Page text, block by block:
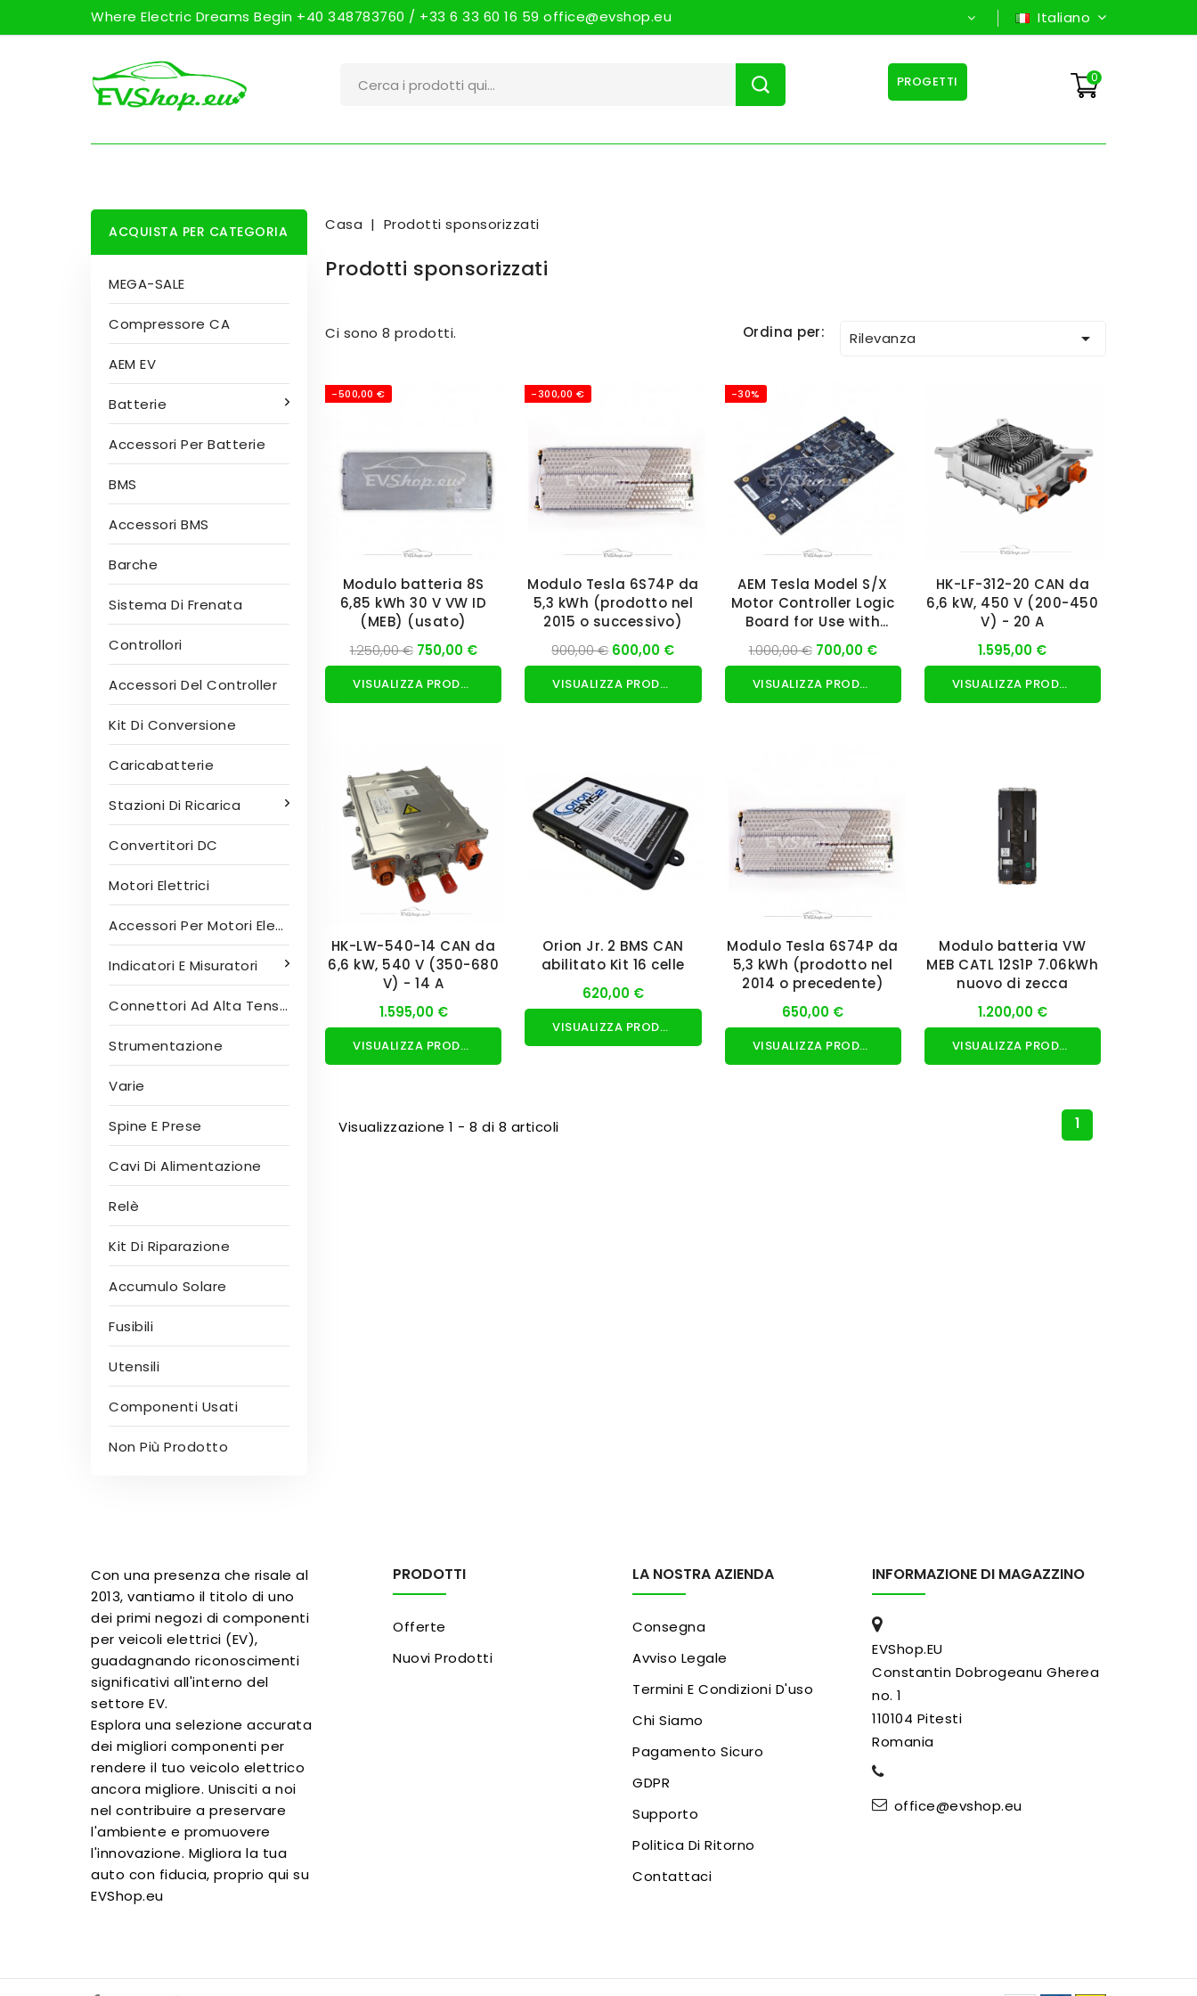
Where Electric Dreams Begin +40 348783760 / +33 6 33 60 16 59 office@evshop.eu Italiano
0
PROGETTI
ACQUISTA PER CATEGORIA
MEGA-SALE
Compressore CA
AEM EV
Batterie
Accessori Per Batterie
BMS
Accessori BMS
Barche
Sistema Di Frenata
Controllori
Accessori Del Controller
Kit Di Conversione
Caricabatterie
Stazioni Di Ricarica
Convertitori DC
Motori Elettrici
Accessori Per Motori Elettrici
Indicatori E Misuratori
Connettori Ad Alta Tensione
Strumentazione
Varie
Spine E Prese
Cavi Di Alimentazione
Relè
Kit Di Riparazione
Accumulo Solare
Fusibili
Utensili
Componenti Usati
Non Più Prodotto
Casa Prodotti sponsorizzati
Prodotti sponsorizzati
Ci sono 8 prodotti. Ordina per: Rilevanza 
-500,00 €
Modulo batteria 8S
6,85 kWh 30 V VW ID
(MEB) (usato)
1.250,00 € 750,00 €
VISUALIZZA PRODOTTO
-300,00 €
Modulo Tesla 6S74P da
5,3 kWh (prodotto nel
2015 o successivo)
900,00 € 600,00 €
VISUALIZZA PRODOTTO
-30%
AEM Tesla Model S/X
Motor Controller Logic
Board for Use with
VCU200
1.000,00 € 700,00 €
VISUALIZZA PRODOTTO
HK-LF-312-20 CAN da
6,6 kW, 450 V (200-450
V) - 20 A
1.595,00 €
VISUALIZZA PRODOTTO
HK-LW-540-14 CAN da
6,6 kW, 540 V (350-680
V) - 14 A
1.595,00 €
VISUALIZZA PRODOTTO
Orion Jr. 2 BMS CAN
abilitato Kit 16 celle
620,00 €
VISUALIZZA PRODOTTO
Modulo Tesla 6S74P da
5,3 kWh (prodotto nel
2014 o precedente)
650,00 €
VISUALIZZA PRODOTTO
Modulo batteria VW
MEB CATL 12S1P 7.06kWh
nuovo di zecca
1.200,00 €
VISUALIZZA PRODOTTO
Visualizzazione 1 - 8 di 8 articoli 1
Con una presenza che risale al
2013, vantiamo il titolo di uno
dei primi negozi di componenti
per veicoli elettrici (EV),
guadagnando riconoscimenti
significativi all'interno del
settore EV.
Esplora una selezione accurata
dei migliori componenti per
rendere il tuo veicolo elettrico
ancora migliore. Unisciti a noi
nel contribuire a preservare
l'ambiente e promuovere
l'innovazione. Migliora la tua
auto con fiducia, proprio qui su
EVShop.eu
PRODOTTI
Offerte
Nuovi Prodotti
LA NOSTRA AZIENDA
Consegna
Avviso Legale
Termini E Condizioni D'uso
Chi Siamo
Pagamento Sicuro
GDPR
Supporto
Politica Di Ritorno
Contattaci
INFORMAZIONE DI MAGAZZINO
EVShop.EU
Constantin Dobrogeanu Gherea
no. 1
110104 Pitesti
Romania
office@evshop.eu